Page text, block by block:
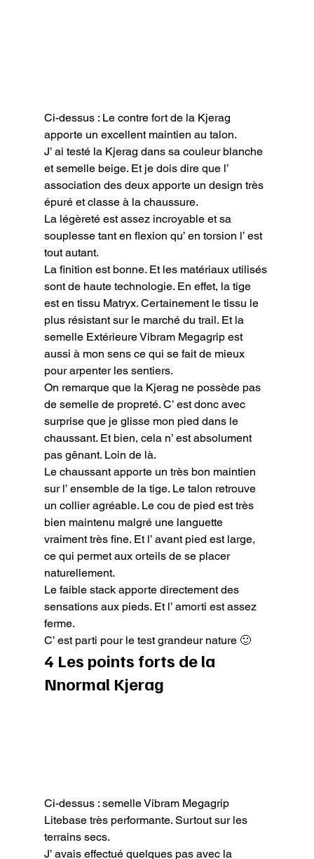
Ci-dessus : Le contre fort de la Kjerag
apporte un excellent maintien au talon.
J’ ai testé la Kjerag dans sa couleur blanche
et semelle beige. Et je dois dire que l’
association des deux apporte un design très
épuré et classe à la chaussure.
La légèreté est assez incroyable et sa
souplesse tant en flexion qu’ en torsion l’ est
tout autant.
La finition est bonne. Et les matériaux utilisés
sont de haute technologie. En effet, la tige
est en tissu Matryx. Certainement le tissu le
plus résistant sur le marché du trail. Et la
semelle Extérieure Vibram Megagrip est
aussi à mon sens ce qui se fait de mieux
pour arpenter les sentiers.
On remarque que la Kjerag ne possède pas
de semelle de propreté. C’ est donc avec
surprise que je glisse mon pied dans le
chaussant. Et bien, cela n’ est absolument
pas gênant. Loin de là.
Le chaussant apporte un très bon maintien
sur l’ ensemble de la tige. Le talon retrouve
un collier agréable. Le cou de pied est très
bien maintenu malgré une languette
vraiment très fine. Et l’ avant pied est large,
ce qui permet aux orteils de se placer
naturellement.
Le faible stack apporte directement des
sensations aux pieds. Et l’ amorti est assez
ferme.
C’ est parti pour le test grandeur nature 🙂
4 Les points forts de la
Nnormal Kjerag
Ci-dessus : semelle Vibram Megagrip
Litebase très performante. Surtout sur les
terrains secs.
J’ avais effectué quelques pas avec la